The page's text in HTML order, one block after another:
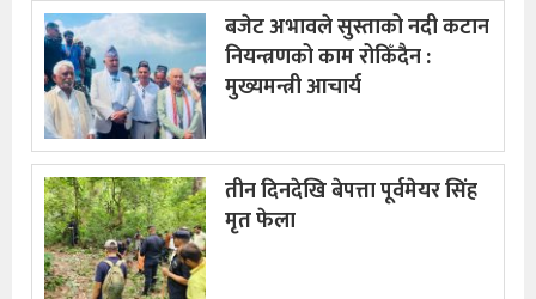
बजेट अभावले सुस्ताको नदी कटान
नियन्त्रणको काम रोकिँदैन :
मुख्यमन्त्री आचार्य
तीन दिनदेखि बेपत्ता पूर्वमेयर सिंह
मृत फेला